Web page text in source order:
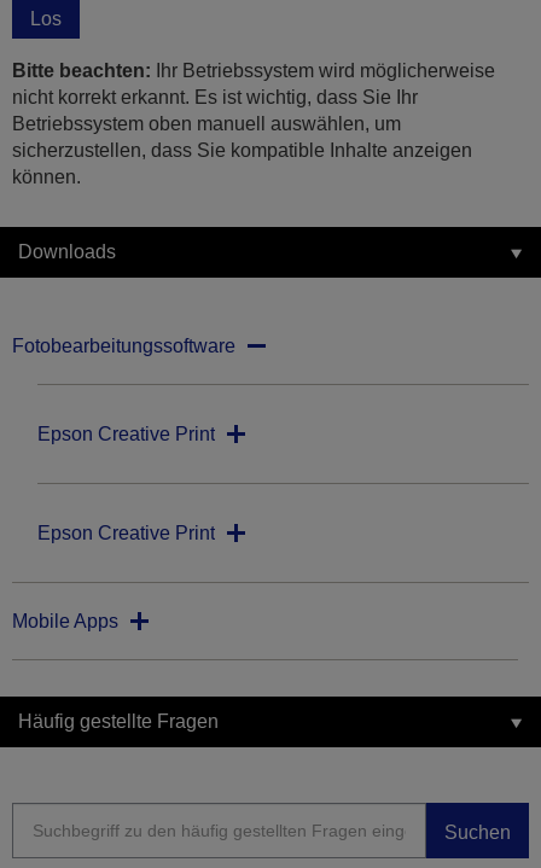
Los
Bitte beachten: Ihr Betriebssystem wird möglicherweise
nicht korrekt erkannt. Es ist wichtig, dass Sie Ihr
Betriebssystem oben manuell auswählen, um
sicherzustellen, dass Sie kompatible Inhalte anzeigen
können.
Downloads
Fotobearbeitungssoftware
Epson Creative Print
Epson Creative Print
Mobile Apps
Häufig gestellte Fragen
Suchen